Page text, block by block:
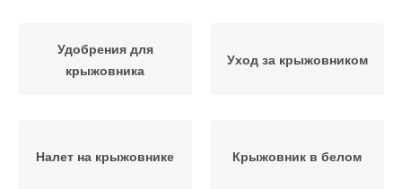
Удобрения для
крыжовника
Уход за крыжовником
Налет на крыжовнике Крыжовник в белом